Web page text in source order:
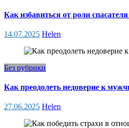
Как избавиться от роли
14.07.2025 Helen
Без рубрики
Как преодолеть недоверие к
27.06.2025 Helen